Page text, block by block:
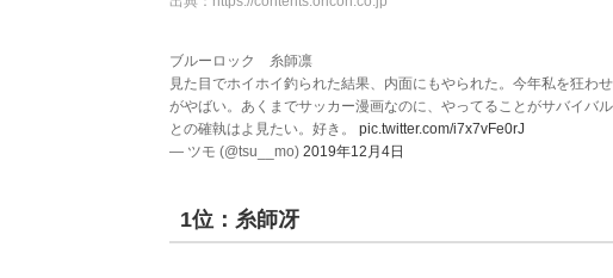
ブルーロック 糸師凛
見た目でホイホイ釣られた結果、内面にもやられた。今年私を狂わ
がやばい。あくまでサッカー漫画なのに、やってることがサバイバ
との確執はよ見たい。好き。 pic.twitter.com/i7x7vFe0rJ
— ツモ (@tsu__mo) 2019年12月4日
1位：糸師冴